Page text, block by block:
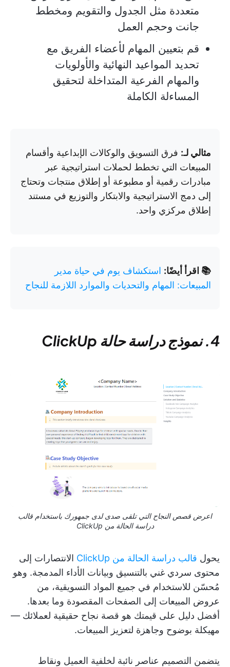
متعددة مثل الجدول والتقويم ومخطط
جانت وحجم العمل
قم بتعيين المهام لأعضاء الفريق مع
تحديد المواعيد النهائية والأولويات
والمهام الفرعية المتداخلة لتحقيق
المساءلة الكاملة
مثالي لـ: فرق التسويق والوكالات الإبداعية وأقسام
المبيعات التي تخطط لحملات استراتيجية عبر
مبادرات رقمية أو مطبوعة أو إطلاق منتجات وتحتاج
إلى دمج الاستراتيجية والابتكار والتوزيع في مستند
إطلاق مركزي واحد.
📚 اقرأ أيضًا: استكشاف يوم في حياة مدير
المبيعات: المهام والتحديات والموارد اللازمة للنجاح
4. نموذج دراسة حالة ClickUp
اعرض قصص النجاح التي تلقى صدى لدى جمهورك باستخدام قالب
دراسة الحالة من ClickUp
يحول قالب دراسة الحالة من ClickUp
الانتصارات إلى
محتوى سردي غني بالتنسيق وبيانات الأداء المدمجة. وهو
مُحسّن للاستخدام في جميع المواد التسويقية، من
عروض المبيعات إلى الصفحات المقصودة وما بعدها.
أفضل دليل على قيمتك هو قصة نجاح حقيقية لعملائك —
مهيكلة بوضوح وجاهزة لتعزيز المبيعات.
يتضمن التصميم عناصر نائبة لخلفية العميل ونقاط